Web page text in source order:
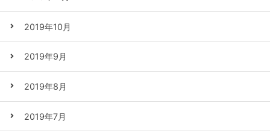
2019年10月
2019年9月
2019年8月
2019年7月